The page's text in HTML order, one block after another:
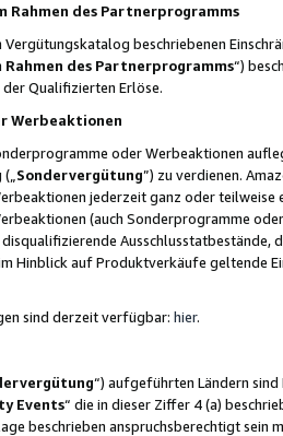
Rahmen des Partnerprogramms
beschriebenen
des Partnerprogramms“)
Qualifizierten Erlöse.
Werbeaktionen
oder Werbeaktionen
Sondervergütung”) zu verdienen.
jederzeit ganz oder
(auch Sonderprogramme
Ausschlusstatbestände,
Hinblick auf Produktverkäufe geltende
sind derzeit verfügbar: hier.
“) aufgeführten Ländern
Events“ die in dieser Ziffer 4 (a)
beschrieben anspruchsberechtigt sein